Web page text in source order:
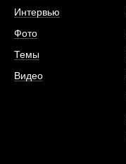
Интервью
Фото
Темы
Видео